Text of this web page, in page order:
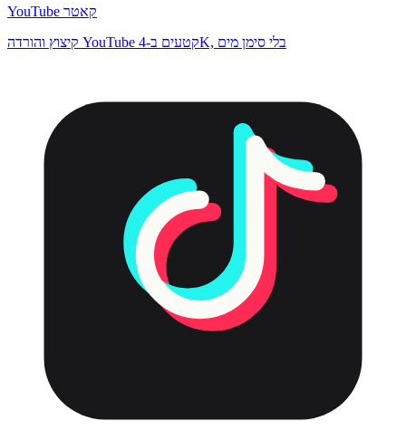
YouTube קאטר
קיצוץ והורדה YouTube קטעים ב-4K, בלי סימן מים